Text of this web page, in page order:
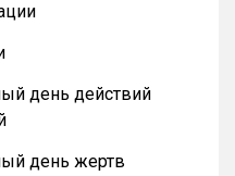
день действий
день жертв